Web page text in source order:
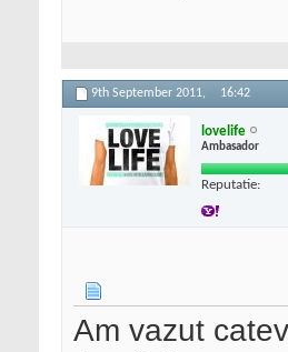
9th September 2011, 16:42
lovelife
Ambasador
Reputatie:
Am vazut